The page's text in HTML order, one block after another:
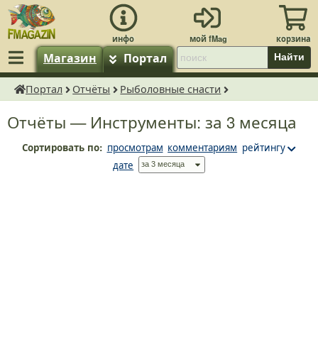
Магазин Портал Найти
fMagazin.ru
Портал Отчёты Рыболовные снасти
Отчёты — Инструменты: за 3 месяца
Сортировать по: просмотрам комментариям рейтингу
дате